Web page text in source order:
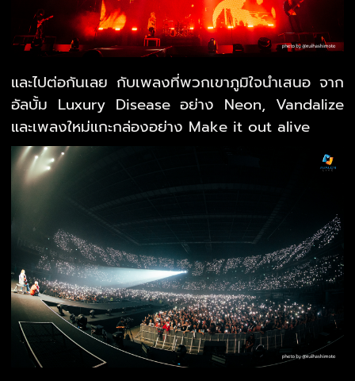
และไปต่อกันเลย กับเพลงที่พวกเขาภูมิใจนำเสนอ จาก
อัลบั้ม Luxury Disease อย่าง Neon, Vandalize
และเพลงใหม่แกะกล่องอย่าง Make it out alive